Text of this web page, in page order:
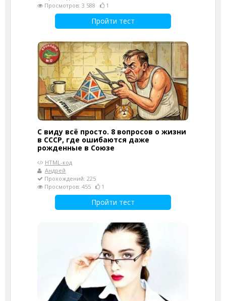
Просмотров: 3 588
1
Пройти тест
С виду всё просто. 8 вопросов о жизни
в СССР, где ошибаются даже
рожденные в Союзе
HTML-код
Андрей
Прохождений: 225
Просмотров: 455
1
Пройти тест